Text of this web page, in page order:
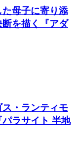
た母子に寄り添
を描く『アダ
ス・ランティモ
ラサイト 半地